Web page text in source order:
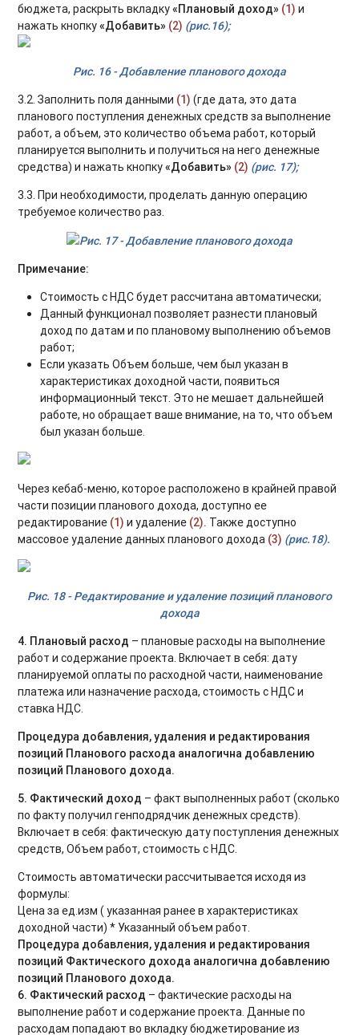
бюджета, раскрыть вкладку«Плановый доход» (1) и
нажать кнопку«Добавить» (2) (рис.16);
Рис. 16 - Добавление планового дохода
3.2. Заполнить поля данными (1)(где дата, это дата
планового поступления денежных средств за выполнение
работ, а объем, это количество объема работ, который
планируется выполнить и получиться на него денежные
средства) и нажать кнопку«Добавить» (2) (рис. 17);
3.3. При необходимости, проделать данную операцию
требуемое количество раз.
Рис. 17 - Добавление планового дохода
Примечание:
Стоимость с НДС будет рассчитана автоматически;
Данный функционал позволяет разнести плановый
доход по датам и по плановому выполнению объемов
работ;
Если указать Объем больше, чем был указан в
характеристиках доходной части, появиться
информационный текст. Это не мешает дальнейшей
работе, но обращает ваше внимание, на то, что объем
был указан больше.
Через кебаб-меню, которое расположено в крайней правой
части позиции планового дохода, доступно ее
редактирование (1)и удаление (2). Также доступно
массовое удаление данных планового дохода (3) (рис.18).
Рис. 18 - Редактирование и удаление позиций планового
дохода
4. Плановый расход – плановые расходы на выполнение
работ и содержание проекта. Включает в себя: дату
планируемой оплаты по расходной части, наименование
платежа или назначение расхода, стоимость с НДС и
ставка НДС.
Процедура добавления, удаления и редактирования
позиций Планового расхода аналогична добавлению
позиций Планового дохода.
5. Фактический доход – факт выполненных работ (сколько
по факту получил генподрядчик денежных средств).
Включает в себя: фактическую дату поступления денежных
средств, Объем работ, стоимость с НДС.
Стоимость автоматически рассчитывается исходя из
формулы:
Цена за ед.изм ( указанная ранее в характеристиках
доходной части) * Указанный объем работ.
Процедура добавления, удаления и редактирования
позиций Фактического дохода аналогична добавлению
позиций Планового дохода.
6. Фактический расход – фактические расходы на
выполнение работ и содержание проекта. Данные по
расходам попадают во вкладку бюджетирование из